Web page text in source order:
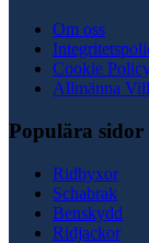
Om oss
Cookie
Allmänna
Populära sidor
Ridbyxor
Schabrak
Benskydd
Ridjackor